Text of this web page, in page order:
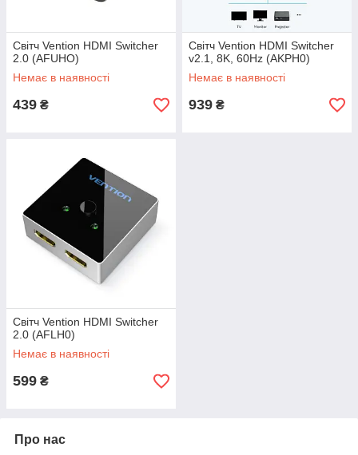
Світч Vention HDMI Switcher
2.0 (AFUHO)
Немає в наявності
439 ₴
Світч Vention HDMI Switcher
v2.1, 8K, 60Hz (AKPH0)
Немає в наявності
939 ₴
Світч Vention HDMI Switcher
2.0 (AFLH0)
Немає в наявності
599 ₴
Про нас